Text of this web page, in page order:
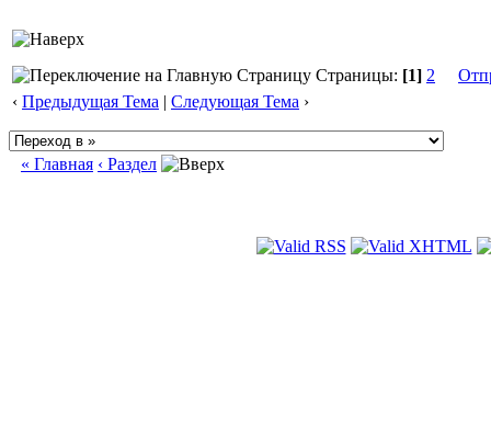
Страницы: [1] 2
‹ Предыдущая Тема | Следующая Тема ›
« Главная ‹ Раздел